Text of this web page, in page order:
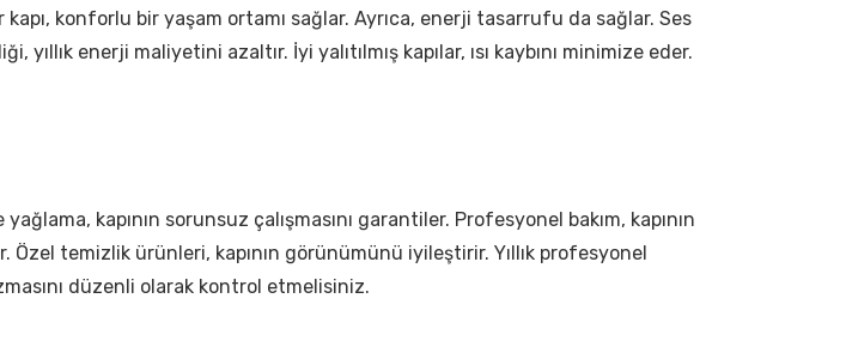
kapı, konforlu bir yaşam ortamı sağlar. Ayrıca, enerji tasarrufu da sağlar. Ses
yıllık enerji maliyetini azaltır. İyi yalıtılmış kapılar, ısı kaybını minimize eder.
kapının sorunsuz çalışmasını garantiler. Profesyonel bakım, kapının
Özel temizlik ürünleri, kapının görünümünü iyileştirir. Yıllık profesyonel
düzenli olarak kontrol etmelisiniz.